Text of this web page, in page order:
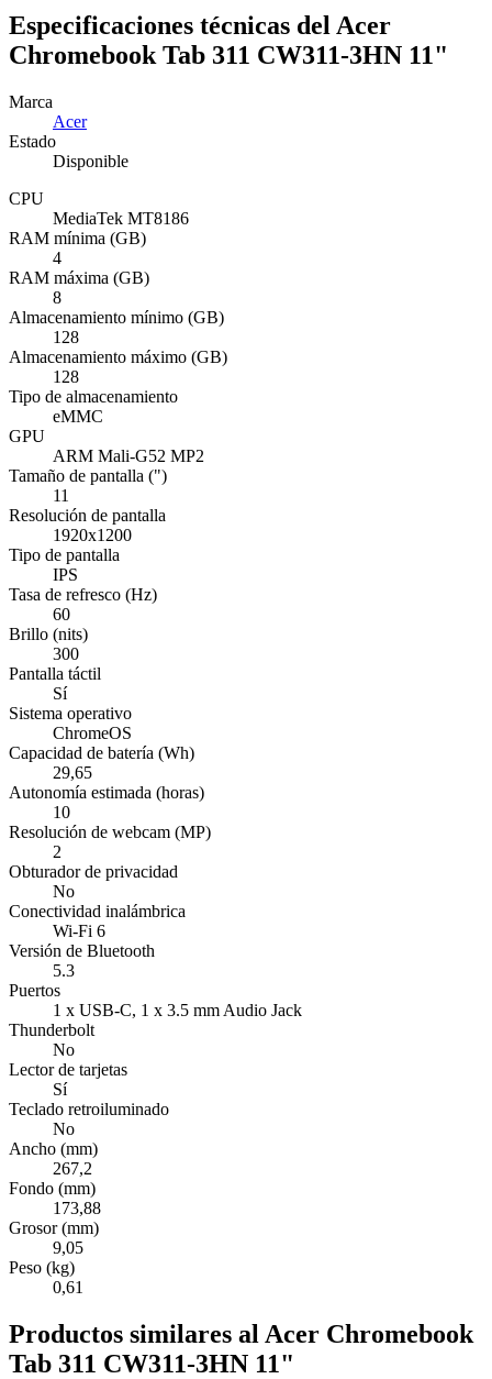
Especificaciones técnicas del Acer
Chromebook Tab 311 CW311-3HN 11"
Marca
Acer
Estado
Disponible
CPU
MediaTek MT8186
RAM mínima (GB)
4
RAM máxima (GB)
8
Almacenamiento mínimo (GB)
128
Almacenamiento máximo (GB)
128
Tipo de almacenamiento
eMMC
GPU
ARM Mali-G52 MP2
Tamaño de pantalla (")
11
Resolución de pantalla
1920x1200
Tipo de pantalla
IPS
Tasa de refresco (Hz)
60
Brillo (nits)
300
Pantalla táctil
Sí
Sistema operativo
ChromeOS
Capacidad de batería (Wh)
29,65
Autonomía estimada (horas)
10
Resolución de webcam (MP)
2
Obturador de privacidad
No
Conectividad inalámbrica
Wi-Fi 6
Versión de Bluetooth
5.3
Puertos
1 x USB-C, 1 x 3.5 mm Audio Jack
Thunderbolt
No
Lector de tarjetas
Sí
Teclado retroiluminado
No
Ancho (mm)
267,2
Fondo (mm)
173,88
Grosor (mm)
9,05
Peso (kg)
0,61
Productos similares al Acer Chromebook
Tab 311 CW311-3HN 11"